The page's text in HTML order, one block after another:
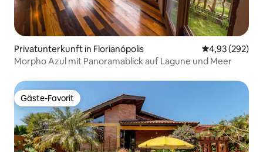
Privatunterkunft in Florianópolis
4,93 (292)
Morpho Azul mit Panoramablick auf Lagune und Meer
Gäste-Favorit
Gäste-Favorit